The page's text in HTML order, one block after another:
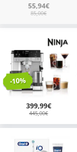
55,94€
85,00€
-10%
399,99€
445,00€